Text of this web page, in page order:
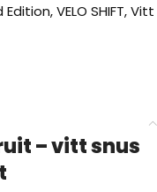
Edition,VELO SHIFT,Vitt
– vitt snus